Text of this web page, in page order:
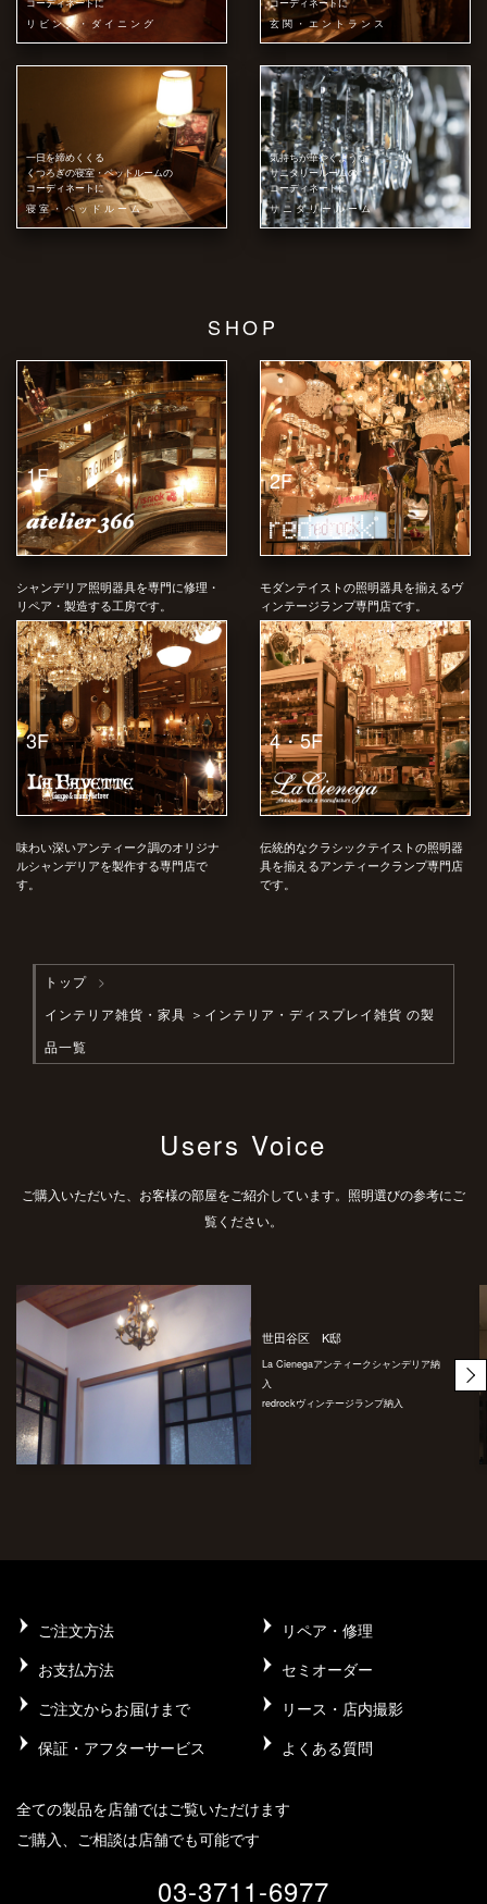
リビング・ダイニング 玄関・エントランス
一日を締めくくる
くつろぎの寝室・ベットルームの
コーディネートに
寝室・ベッドルーム
気持ちが華やぐような
サニタリールームの
コーディネートに
サニタリールーム
SHOP
1F
シャンデリア照明器具を専門に修理・
リペア・製造する工房です。
2F
モダンテイストの照明器具を揃えるヴ
ィンテージランプ専門店です。
3F
味わい深いアンティーク調のオリジナ
ルシャンデリアを製作する専門店で
す。
4・5F
伝統的なクラシックテイストの照明器
具を揃えるアンティークランプ専門店
です。
トップ
インテリア雑貨・家具 ＞インテリア・ディスプレイ雑貨 の製
品一覧
Users Voice
ご購入いただいた、お客様の部屋をご紹介しています。照明選びの参考にご
覧ください。
世田谷区 K邸
La Cienegaアンティークシャンデリア納
入
redrockヴィンテージランプ納入
ご注文方法
リペア・修理
お支払方法
セミオーダー
ご注文からお届けまで
リース・店内撮影
保証・アフターサービス
よくある質問
全ての製品を店舗ではご覧いただけます
ご購入、ご相談は店舗でも可能です
03-3711-6977